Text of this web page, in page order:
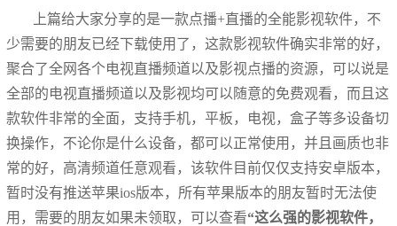
上篇给大家分享的是一款点播+直播的全能影视软件，不
少需要的朋友已经下载使用了，这款影视软件确实非常的好，
聚合了全网各个电视直播频道以及影视点播的资源，可以说是
全部的电视直播频道以及影视均可以随意的免费观看，而且这
款软件非常的全面，支持手机，平板，电视，盒子等多设备切
换操作，不论你是什么设备，都可以正常使用，并且画质也非
常的好，高清频道任意观看，该软件目前仅仅支持安卓版本，
暂时没有推送苹果ios版本，所有苹果版本的朋友暂时无法使
用，需要的朋友如果未领取，可以查看“这么强的影视软件，